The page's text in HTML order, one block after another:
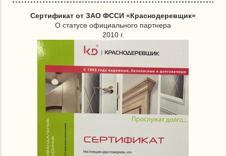
Сертификат от ЗАО ФССИ «Краснодеревщик»
О статусе официального партнера
2010 г.